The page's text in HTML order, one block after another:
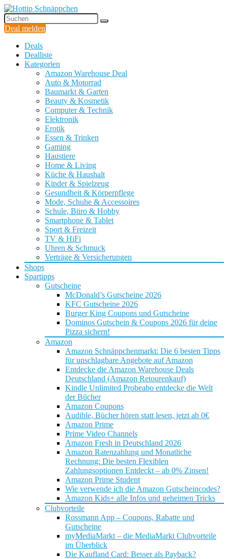
Deal melden
Deals
Dealliste
Kategorien
Amazon Warehouse Deal
Auto & Motorrad
Baumarkt & Garten
Beauty & Kosmetik
Computer & Technik
Elektronik
Erotik
Essen & Trinken
Gaming
Haustiere
Home & Living
Küche & Haushalt
Kinder & Spielzeug
Gesundheit & Körperpflege
Mode, Schuhe & Accessoires
Schule, Büro & Hobby
Smartphone & Tablet
Sport & Freizeit
TV & HiFi
Uhren & Schmuck
Verträge & Versicherungen
Shops
Spartipps
Gutscheine
McDonald’s Gutscheine 2026
KFC Gutscheine 2026
Burger King Coupons und Gutscheine
Dominos Gutschein & Coupons 2026 für deine
Pizza sichern!
Amazon
Amazon Schnäppchenmarkt: Die 6 besten Tipps
für unschlagbare Angebote auf Amazon
Entdecke die Amazon Warehouse Deals
Deutschland (Amazon Retourenkauf)
Kindle Unlimited Probeabo entdecke die Welt
der Bücher
Amazon Coupons
Audible, Bücher hören statt lesen, jetzt ab 0€
Amazon Prime
Prime Video Channels
Amazon Fresh in Deutschland 2026
Amazon Ratenzahlung und Monatliche
Rechnung: Die besten Flexiblen
Zahlungsoptionen Entdeckt – ab 0% Zinsen!
Amazon Prime Student
Wie verwende ich die Amazon Gutscheincodes?
Amazon Kids+ alle Infos und geheimen Tricks
Clubvorteile
Rossmann App – Coupons, Rabatte und
Gutscheine
myMediaMarkt – die MediaMarkt Clubvorteile
im Überblick
Die Kaufland Card: Besser als Payback?